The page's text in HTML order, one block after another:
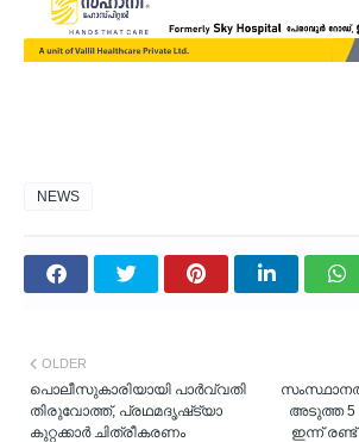
NEWS
അടുത്ത 5
ഇന്ന്
OLDER
പൊലീസുകാരിയായി പാര്‍വ്വതി
തിരുവോത്ത്, പ്രഥമദൃഷ്‌ട്യാ
കുറ്റക്കാർ ചിത്രീകരണം